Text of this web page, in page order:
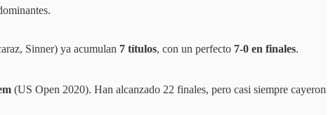
Sinner) ya acumulan 7 títulos, con un perfecto 7-0 en finales.
(US Open 2020). Han alcanzado 22 finales, pero casi siempre cayeron